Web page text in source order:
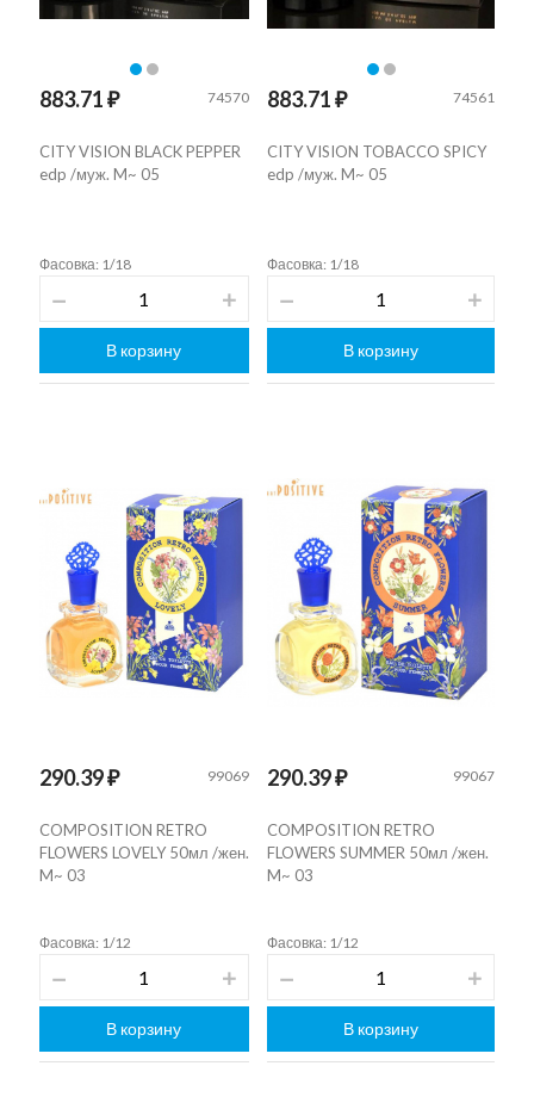
883.71 ₽ 74570
CITY VISION BLACK PEPPER
edp /муж. M~ 05
Фасовка: 1/18
В корзину
883.71 ₽ 74561
CITY VISION TOBACCO SPICY
edp /муж. M~ 05
Фасовка: 1/18
В корзину
290.39 ₽ 99069
COMPOSITION RETRO
FLOWERS LOVELY 50мл /жен.
M~ 03
Фасовка: 1/12
В корзину
290.39 ₽ 99067
COMPOSITION RETRO
FLOWERS SUMMER 50мл /жен.
M~ 03
Фасовка: 1/12
В корзину